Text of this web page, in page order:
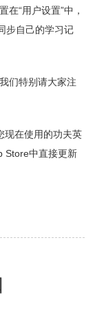
“用户设置”中，
步自己的学习记
们特别请大家注
现在使用的功夫英
Store中直接更新